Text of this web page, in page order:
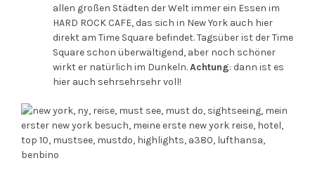
allen großen Städten der Welt immer ein Essen im
HARD ROCK CAFE, das sich in New York auch hier
direkt am Time Square befindet. Tagsüber ist der Time
Square schon überwältigend, aber noch schöner
wirkt er natürlich im Dunkeln.Achtung: dann ist es
hier auch sehrsehrsehr voll!